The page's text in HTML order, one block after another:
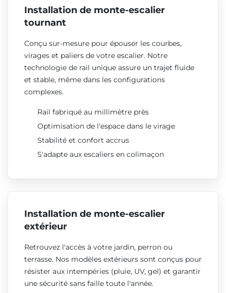
Installation de monte-escalier
tournant
Conçu sur-mesure pour épouser les courbes,
virages et paliers de votre escalier. Notre
technologie de rail unique assure un trajet fluide
et stable, même dans les configurations
complexes.
Rail fabriqué au millimètre près
Optimisation de l'espace dans le virage
Stabilité et confort accrus
S'adapte aux escaliers en colimaçon
Installation de monte-escalier
extérieur
Retrouvez l'accès à votre jardin, perron ou
terrasse. Nos modèles extérieurs sont conçus pour
résister aux intempéries (pluie, UV, gel) et garantir
une sécurité sans faille toute l'année.